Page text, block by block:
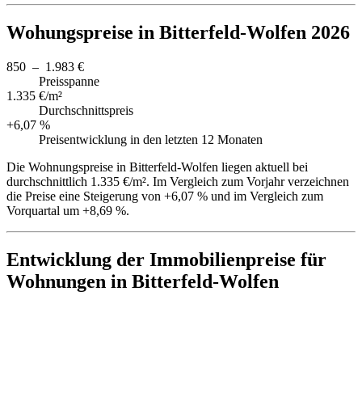
Wohungspreise in Bitterfeld-Wolfen 2026
850 – 1.983 €
Preisspanne
1.335 €/m²
Durchschnittspreis
+6,07 %
Preisentwicklung in den letzten 12 Monaten
Die Wohnungspreise in Bitterfeld-Wolfen liegen aktuell bei
durchschnittlich 1.335 €/m². Im Vergleich zum Vorjahr verzeichnen
die Preise eine Steigerung von +6,07 % und im Vergleich zum
Vorquartal um +8,69 %.
Entwicklung der Immobilienpreise für
Wohnungen in Bitterfeld-Wolfen